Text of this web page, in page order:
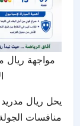
يحل ريال
منافسات الجولة